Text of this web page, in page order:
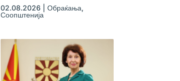
02.08.2026 Обраќања,
Соопштенија